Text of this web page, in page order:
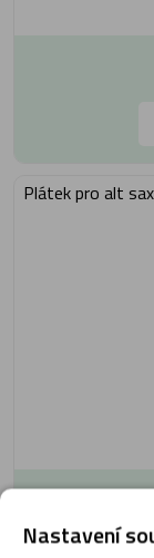
Plátek pro alt
Nastavení